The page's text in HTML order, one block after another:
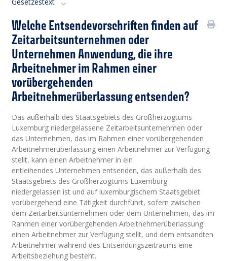
Welche Entsendevorschriften finden auf
Zeitarbeitsunternehmen oder
Unternehmen Anwendung, die ihre
Arbeitnehmer im Rahmen einer
vorübergehenden
Arbeitnehmerüberlassung entsenden?
Das außerhalb des Staatsgebiets des Großherzogtums
Luxemburg niedergelassene Zeitarbeitsunternehmen oder
das Unternehmen, das im Rahmen einer vorübergehenden
Arbeitnehmerüberlassung einen Arbeitnehmer zur Verfügung
stellt, kann einen Arbeitnehmer in ein
entleihendes Unternehmen entsenden, das außerhalb des
Staatsgebiets des Großherzogtums Luxemburg
niedergelassen ist und auf luxemburgischem Staatsgebiet
vorübergehend eine Tätigkeit durchführt, sofern zwischen
dem Zeitarbeitsunternehmen oder dem Unternehmen, das im
Rahmen einer vorübergehenden Arbeitnehmerüberlassung
einen Arbeitnehmer zur Verfügung stellt, und dem entsandten
Arbeitnehmer während des Entsendungszeitraums eine
Arbeitsbeziehung besteht.